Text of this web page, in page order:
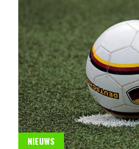
NIEUWS